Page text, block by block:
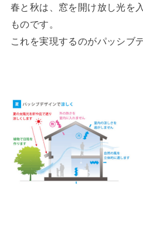
春と秋は、窓を開け放し光を
ものです。
これを実現するのがパッシブ